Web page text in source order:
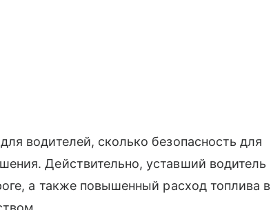
водителей, сколько безопасность для
Действительно, уставший водитель
а также повышенный расход топлива в